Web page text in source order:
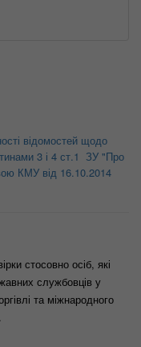
відомостей щодо
3 і 4 ст.1 ЗУ "Про
КМУ від 16.10.2014
стосовно осіб, які
службовців у
та міжнародного